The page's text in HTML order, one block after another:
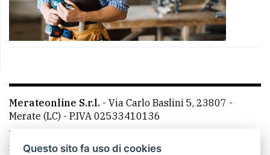
Merateonline S.r.l. - Via Carlo Baslini 5, 23807 -
Merate (LC) - P.IVA 02533410136
Telefono:
mail: redazione@merateonline.it
Questo sito fa uso di cookies